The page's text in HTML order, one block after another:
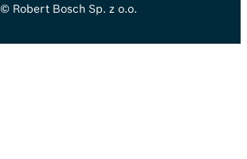
© Robert Bosch Sp. z o.o.